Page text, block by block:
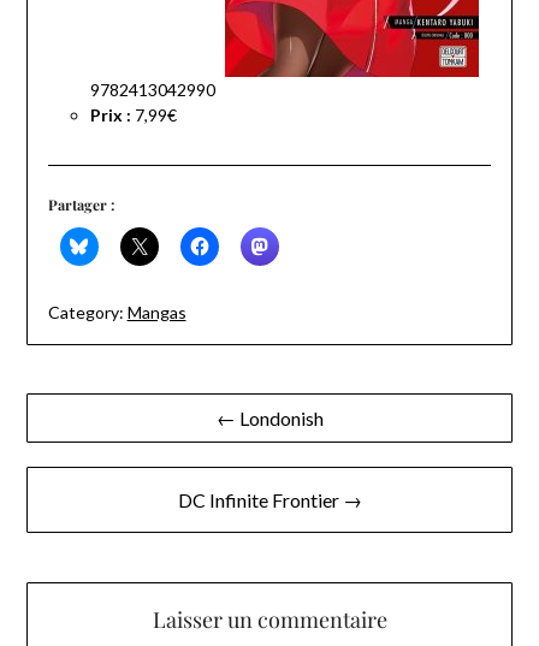
9782413042990
Prix : 7,99€
Partager :
Category: Mangas
Navigation
de
← Londonish
DC Infinite Frontier →
Laisser un commentaire